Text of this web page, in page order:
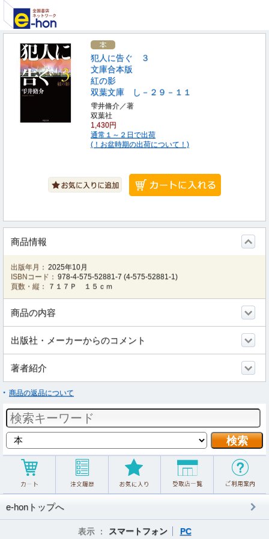
犯人に告ぐ ３
文庫合本版
紅の影
双葉文庫 し－２９－１１
雫井脩介／著
双葉社
1,430円
通常１～２日で出荷
(！お盆時期の出荷について！)
商品情報
出版年月： 2025年10月
ISBNコード： 978-4-575-52881-7 (4-575-52881-1)
頁数・縦：
７１７Ｐ １５ｃｍ
商品の内容
出版社・メーカーからのコメント
著者紹介
商品の返品について
e-honトップへ
表示 ： スマートフォン PC